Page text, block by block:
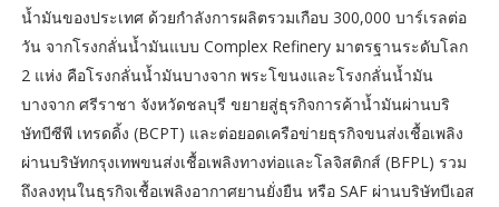
น้ำมันของประเทศ ด้วยกำลังการผลิตรวมเกือบ 300,000 บาร์เรลต่อ
วัน จากโรงกลั่นน้ำมันแบบ Complex Refinery มาตรฐานระดับโลก
2 แห่ง คือโรงกลั่นน้ำมันบางจาก พระโขนงและโรงกลั่นน้ำมัน
บางจาก ศรีราชา จังหวัดชลบุรี ขยายสู่ธุรกิจการค้าน้ำมันผ่านบริ
ษัทบีซีพี เทรดดิ้ง (BCPT) และต่อยอดเครือข่ายธุรกิจขนส่งเชื้อเพลิง
ผ่านบริษัทกรุงเทพขนส่งเชื้อเพลิงทางท่อและโลจิสติกส์ (BFPL) รวม
ถึงลงทุนในธุรกิจเชื้อเพลิงอากาศยานยั่งยืน หรือ SAF ผ่านบริษัทบีเอส